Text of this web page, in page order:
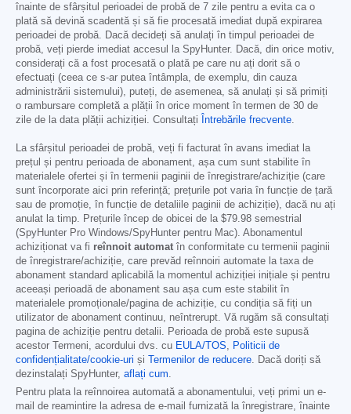
înainte de sfârșitul perioadei de probă de 7 zile pentru a evita ca o
plată să devină scadentă și să fie procesată imediat după expirarea
perioadei de probă. Dacă decideți să anulați în timpul perioadei de
probă, veți pierde imediat accesul la SpyHunter. Dacă, din orice motiv,
considerați că a fost procesată o plată pe care nu ați dorit să o
efectuați (ceea ce s-ar putea întâmpla, de exemplu, din cauza
administrării sistemului), puteți, de asemenea, să anulați și să primiți
o rambursare completă a plății în orice moment în termen de 30 de
zile de la data plății achiziției. Consultați
Întrebările frecvente.
La sfârșitul perioadei de probă, veți fi facturat în avans imediat la
prețul și pentru perioada de abonament, așa cum sunt stabilite în
materialele ofertei și în termenii paginii de înregistrare/achiziție (care
sunt încorporate aici prin referință; prețurile pot varia în funcție de țară
sau de promoție, în funcție de detaliile paginii de achiziție), dacă nu ați
anulat la timp. Prețurile încep de obicei de la $79.98 semestrial
(SpyHunter Pro Windows/SpyHunter pentru Mac). Abonamentul
achiziționat va fi reînnoit automat în conformitate cu termenii paginii
de înregistrare/achiziție, care prevăd reînnoiri automate la taxa de
abonament standard aplicabilă la momentul achiziției inițiale și pentru
aceeași perioadă de abonament sau așa cum este stabilit în
materialele promoționale/pagina de achiziție, cu condiția să fiți un
utilizator de abonament continuu, neîntrerupt. Vă rugăm să consultați
pagina de achiziție pentru detalii. Perioada de probă este supusă
acestor Termeni, acordului dvs. cu EULA/TOS, Politicii de
confidențialitate/cookie-uri și Termenilor de reducere. Dacă doriți să
dezinstalați SpyHunter, aflați cum.
Pentru plata la reînnoirea automată a abonamentului, veți primi un e-
mail de reamintire la adresa de e-mail furnizată la înregistrare, înainte